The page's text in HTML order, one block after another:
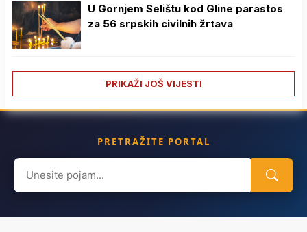
U Gornjem Selištu kod Gline parastos
za 56 srpskih civilnih žrtava
PRIKAŽI JOŠ VIJESTI
PRETRAŽITE PORTAL
Search
for: